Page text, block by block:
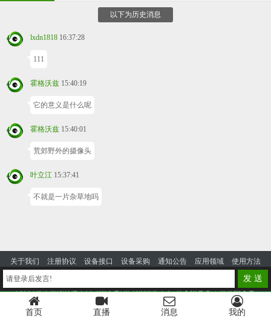
以下为历史消息
lxdn1818 16:37:28
111
霍格沃兹 15:40:19
它的意义是什么呢
霍格沃兹 15:40:01
荒郊野外的摄像头
叶立江 15:37:41
不就是一片杂草地吗
请登录后发言! 发 送
关于我们 注册协议 设备接口 设备采购 通知公告 应用领域
使用方法
2014-2023 优视云播平台蜀ICP备2024105328号-4
公安网备案：川公网安备
51130302000125号
首页 直播 消息 我的